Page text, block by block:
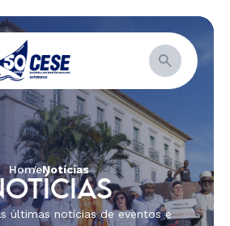
HomeNotícias
últimas notícias de eventos e